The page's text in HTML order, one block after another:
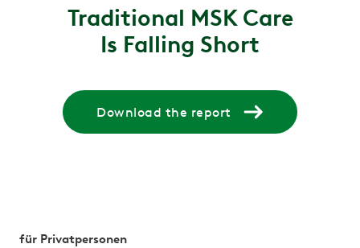
Traditional MSK Care
Is Falling Short
Download the report
für Privatpersonen